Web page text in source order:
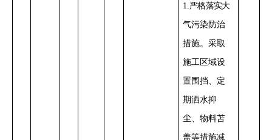
1.严格落实大
气污染防治
措施。采取
施工区域设
置围挡、定
期洒水抑
尘、物料苫
盖等措施减